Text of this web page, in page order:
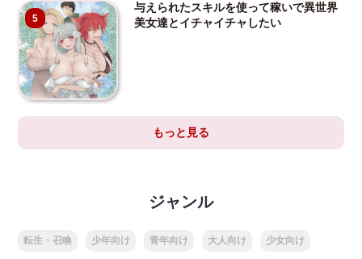
5
与えられたスキルを使って稼いで異世界
美女達とイチャイチャしたい
もっと見る
ジャンル
転生・召喚 少年向け 青年向け 大人向け 少女向け